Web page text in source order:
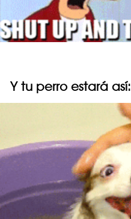
Y tu perro estará así: